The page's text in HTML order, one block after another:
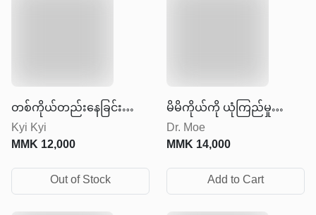
တစ်ကိုယ်တည်းနေခြင်း
အနုပညာ
Kyi Kyi
MMK12,000
Out of Stock
မိမိကိုယ်ကို ယုံကြည်မှု
တည်ဆောက်ခြင်း
Dr. Moe
MMK14,000
Add to Cart